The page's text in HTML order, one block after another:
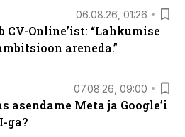
06.08.26, 01:26
CV-Online’ist: “Lahkumise
areneda.”
07.08.26, 09:00
asendame Meta ja Google’i
ga?